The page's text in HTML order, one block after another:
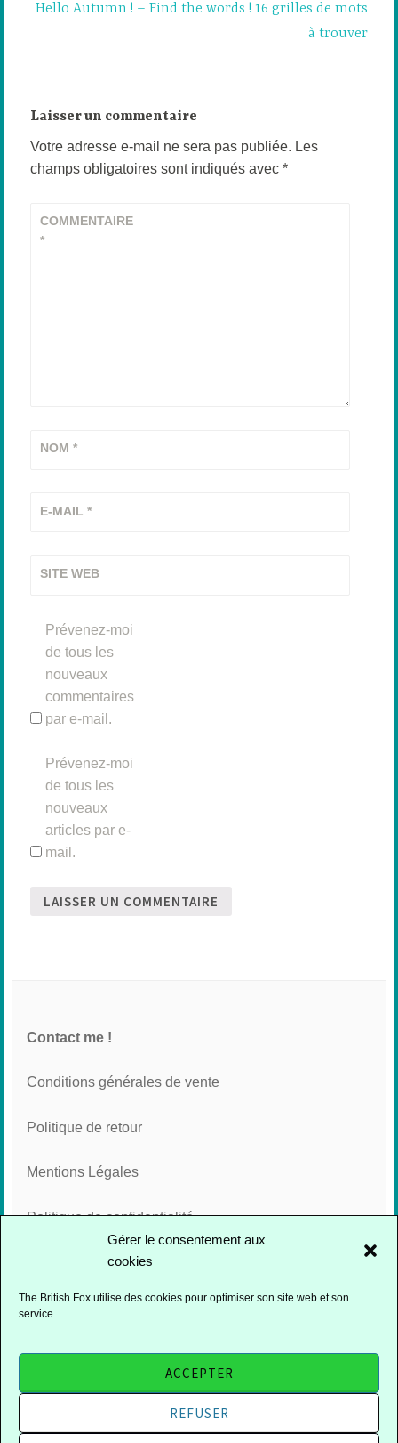
Gérer le consentement aux
cookies
The British Fox utilise des cookies pour optimiser son site web et son
service.
ACCEPTER
REFUSER
Hello Autumn ! – Find the words ! 16 grilles de mots
à trouver
Laisser un commentaire
Votre adresse e-mail ne sera pas publiée. Les
champs obligatoires sont indiqués avec*
COMMENTAIRE
*
NOM*
E-MAIL*
SITE WEB
Prévenez-moi
de tous les
nouveaux
commentaires
par e-mail.
Prévenez-moi
de tous les
nouveaux
articles par e-
mail.
Contact me !
Conditions générales de vente
Politique de retour
Mentions Légales
Politique de confidentialité
FACEBOOK
INSTAGRAM
FIÈREMENT PROPULSÉ PAR